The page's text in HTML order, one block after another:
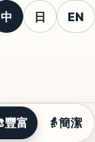
中 日 EN
豐富 👵簡潔